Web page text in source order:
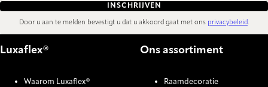
INSCHRIJVEN
Door u aan te melden bevestigt u dat u akkoord gaat met ons privacybeleid.
Luxaflex®
Waarom Luxaflex®
Ons assortiment
Raamdecoratie